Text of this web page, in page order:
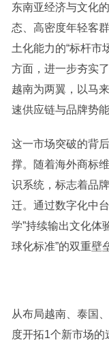
东南亚经济与文化
态、高密度年轻客
土化能力的“标杆市
方面，进一步夯实
越南为两翼，以马
速供应链与品牌势
这一市场突破的背
撑。随着海外商标
识系统，标志着品
迁。通过数字化中
学”持续输出文化体
球化标准”的双重壁
从布局越南、泰国
度开拓1个新市场